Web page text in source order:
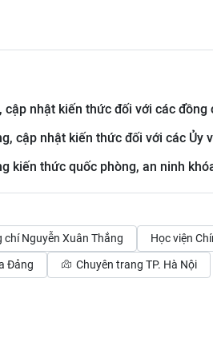
cập nhật kiến thức đối với các
cập nhật kiến thức đối với các
kiến thức quốc phòng, an ninh
chí Nguyễn Xuân Thắng Học viện
Đảng Chuyên trang TP. Hà Nội